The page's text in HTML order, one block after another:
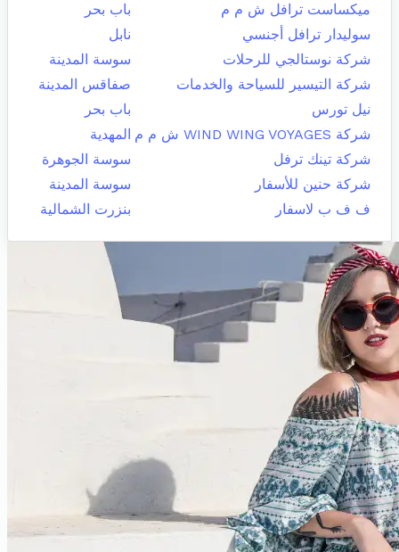
ميكساست ترافل ش م م
باب بحر
سوليدار ترافل أجنسي
نابل
شركة نوستالجي للرحلات
سوسة المدينة
شركة التيسير للسياحة والخدمات
صفاقس المدينة
نيل تورس
باب بحر
شركة WIND WING VOYAGES ش م م
المهدية
شركة تينك ترفل
سوسة الجوهرة
شركة حنين للأسفار
سوسة المدينة
ف ف ب لاسفار
بنزرت الشمالية